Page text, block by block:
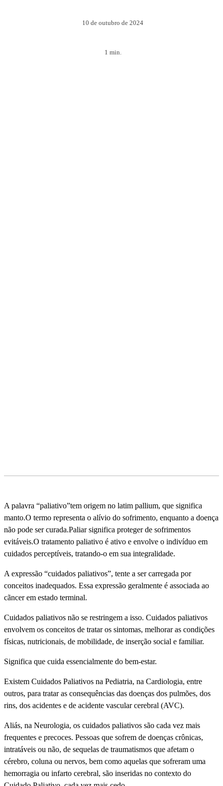
10 de outubro de 2024
1 min.
A palavra “paliativo”tem origem no latim pallium, que significa
manto.O termo representa o alí­vio do sofrimento, enquanto a doença
não pode ser curada.Paliar significa proteger de sofrimentos
evitáveis.O tratamento paliativo é ativo e envolve o indiví­duo em
cuidados perceptí­veis, tratando-o em sua integralidade.
A expressão “cuidados paliativos”, tente a ser carregada por
conceitos inadequados. Essa expressão geralmente é associada ao
cãncer em estado terminal.
Cuidados paliativos não se restringem a isso. Cuidados paliativos
envolvem os conceitos de tratar os sintomas, melhorar as condições
fí­sicas, nutricionais, de mobilidade, de inserção social e familiar.
Significa que cuida essencialmente do bem-estar.
Existem Cuidados Paliativos na Pediatria, na Cardiologia, entre
outros, para tratar as consequências das doenças dos pulmões, dos
rins, dos acidentes e de acidente vascular cerebral (AVC).
Aliás, na Neurologia, os cuidados paliativos são cada vez mais
frequentes e precoces. Pessoas que sofrem de doenças crônicas,
intratáveis ou não, de sequelas de traumatismos que afetam o
cérebro, coluna ou nervos, bem como aquelas que sofreram uma
hemorragia ou infarto cerebral, são inseridas no contexto do